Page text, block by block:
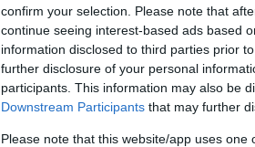
confirm your selection. Please note that
continue seeing interest-based ads based
information disclosed to third parties prior
further disclosure of your personal
participants. This information may also be
Downstream Participants that may further
Please note that this website/app uses